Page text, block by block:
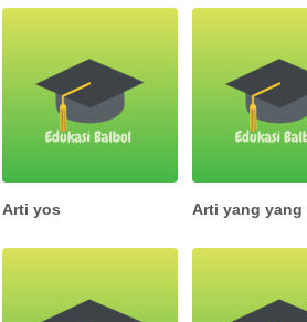
Arti yos Arti yang yang